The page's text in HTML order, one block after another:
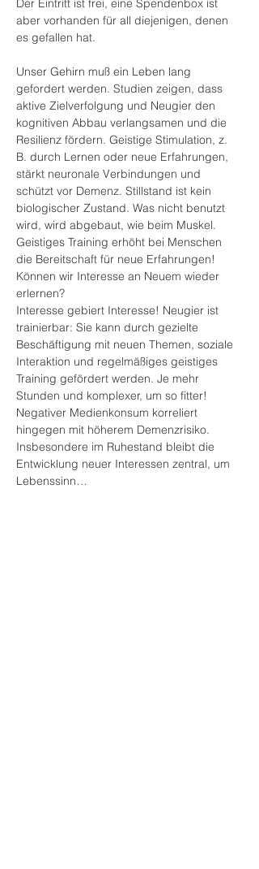
Der Eintritt ist frei, eine Spendenbox ist
aber vorhanden für all diejenigen, denen
es gefallen hat.
Unser Gehirn muß ein Leben lang
gefordert werden. Studien zeigen, dass
aktive Zielverfolgung und Neugier den
kognitiven Abbau verlangsamen und die
Resilienz fördern. Geistige Stimulation, z.
B. durch Lernen oder neue Erfahrungen,
stärkt neuronale Verbindungen und
schützt vor Demenz. Stillstand ist kein
biologischer Zustand. Was nicht benutzt
wird, wird abgebaut, wie beim Muskel.
Geistiges Training erhöht bei Menschen
die Bereitschaft für neue Erfahrungen!
Können wir Interesse an Neuem wieder
erlernen?
Interesse gebiert Interesse! Neugier ist
trainierbar: Sie kann durch gezielte
Beschäftigung mit neuen Themen, soziale
Interaktion und regelmäßiges geistiges
Training gefördert werden. Je mehr
Stunden und komplexer, um so fitter!
Negativer Medienkonsum korreliert
hingegen mit höherem Demenzrisiko.
Insbesondere im Ruhestand bleibt die
Entwicklung neuer Interessen zentral, um
Lebenssinn…